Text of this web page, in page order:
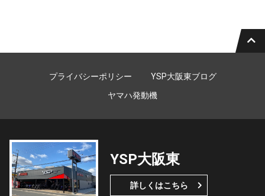
プライバシーポリシー
YSP大阪東ブログ
ヤマハ発動機
YSP大阪東
詳しくはこちら